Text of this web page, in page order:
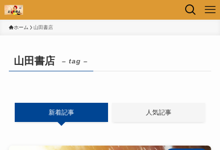
ホーム 山田書店
山田書店 – tag –
新着記事 人気記事